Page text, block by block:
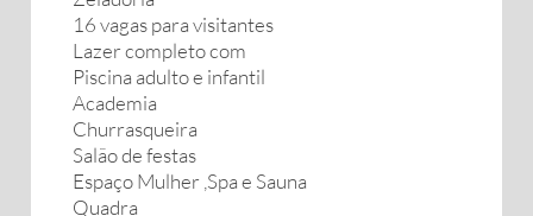
16 vagas para visitantes
Lazer completo com
Piscina adulto e infantil
Academia
Churrasqueira
Salão de festas
Espaço Mulher ,Spa e Sauna
Quadra